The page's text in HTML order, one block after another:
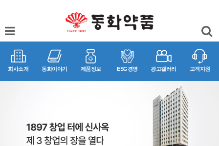
회사소개 동화이야기 제품정보 ESG경영 광고갤러리 고객지원